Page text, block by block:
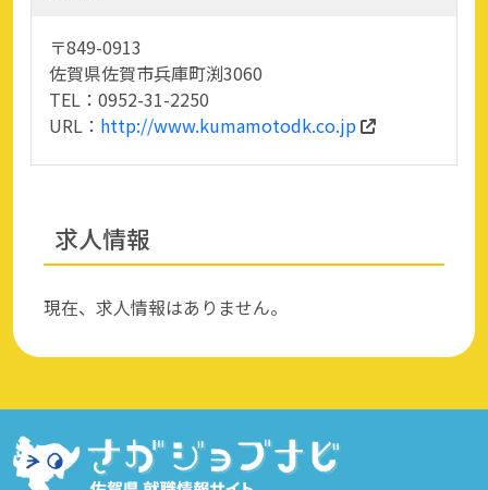
〒849-0913
佐賀県佐賀市兵庫町渕3060
TEL：0952-31-2250
URL： http://www.kumamotodk.co.jp
求人情報
現在、求人情報はありません。